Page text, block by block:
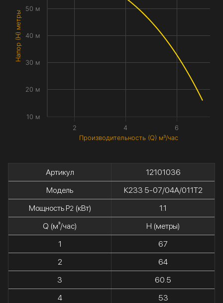
Производительность (Q) м³/час
Напор (H) метры
2 4 6
10 м
20 м
30 м
40 м
50 м
Артикул
12101036
Модель
К233 5-07/04А/011Т2
Мощность P2 (кВт)
1.1
Q (м³/час)
H (метры)
1
67
2
64
3
60.5
4
53